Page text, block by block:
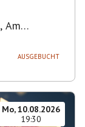
, Am
AUSGEBUCHT
Mo, 10.08.2026
19:30